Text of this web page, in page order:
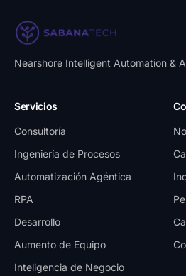
Nearshore Intelligent Automation &
Servicios
Consultoría
Ingeniería de Procesos
Automatización Agéntica
RPA
Desarrollo
Aumento de Equipo
Inteligencia de Negocio